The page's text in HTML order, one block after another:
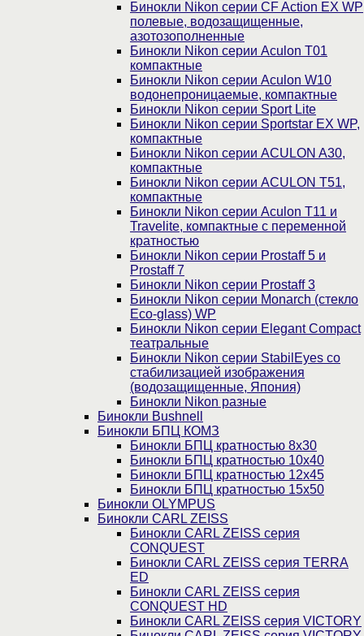
Бинокли Nikon серии СF Action EX WP
полевые, водозащищенные,
азотозополненные
Бинокли Nikon серии Aculon T01
компактные
Бинокли Nikon серии Aculon W10
водонепроницаемые, компактные
Бинокли Nikon серии Sport Lite
Бинокли Nikon серии Sportstar EX WP,
компактные
Бинокли Nikon серии ACULON A30,
компактные
Бинокли Nikon серии ACULON Т51,
компактные
Бинокли Nikon серии Aculon T11 и
Travelite, компактные с переменной
кратностью
Бинокли Nikon серии Prostaff 5 и
Prostaff 7
Бинокли Nikon серии Prostaff 3
Бинокли Nikon серии Monarch (стекло
Eco-glass) WP
Бинокли Nikon серии Elegant Compact
театральные
Бинокли Nikon серии StabilEyes со
стабилизацией изображения
(водозащищенные, Япония)
Бинокли Nikon разные
Бинокли Bushnell
Бинокли БПЦ КОМЗ
Бинокли БПЦ кратностью 8х30
Бинокли БПЦ кратностью 10х40
Бинокли БПЦ кратностью 12х45
Бинокли БПЦ кратностью 15х50
Бинокли OLYMPUS
Бинокли CARL ZEISS
Бинокли CARL ZEISS серия
CONQUEST
Бинокли CARL ZEISS серия TERRA
ED
Бинокли CARL ZEISS серия
CONQUEST HD
Бинокли CARL ZEISS серия VICTORY